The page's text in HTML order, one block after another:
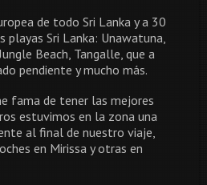
de todo Sri Lanka y a 30
Sri Lanka: Unawatuna,
Jungle Beach, Tangalle, que a
pendiente y mucho más.
fama de tener las mejores
estuvimos en la zona una
al final de nuestro viaje,
en Mirissa y otras en